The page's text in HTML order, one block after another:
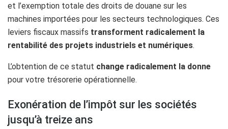
et l’exemption totale des droits de douane sur les
machines importées pour les secteurs technologiques. Ces
leviers fiscaux massifs transforment radicalement la
rentabilité des projets industriels et numériques.
L’obtention de ce statut change radicalement la donne
pour votre trésorerie opérationnelle.
Exonération de l’impôt sur les sociétés
jusqu’à treize ans